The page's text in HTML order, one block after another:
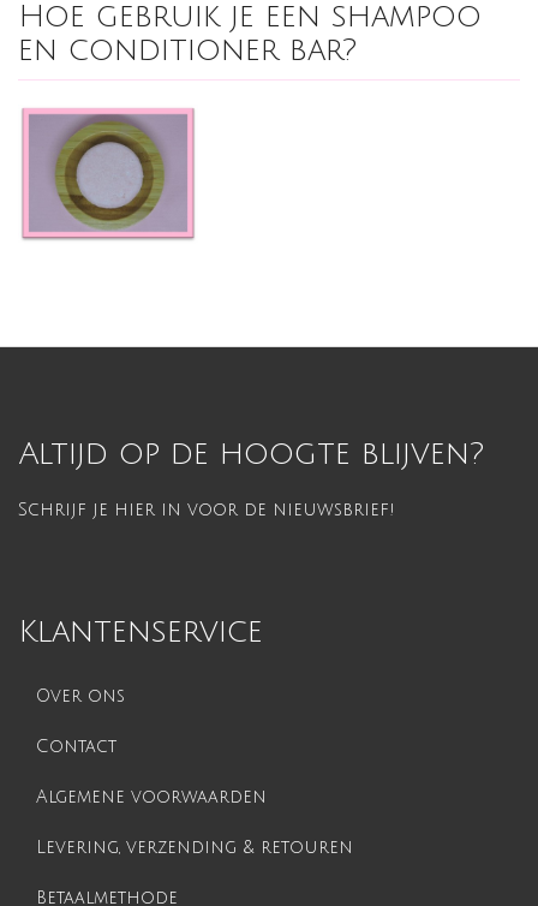
Hoe gebruik je een shampoo
en conditioner bar?
Altijd op de hoogte blijven?
Schrijf je hier in voor de nieuwsbrief!
Klantenservice
Over ons
Contact
Algemene voorwaarden
Levering, verzending & retouren
Betaalmethode